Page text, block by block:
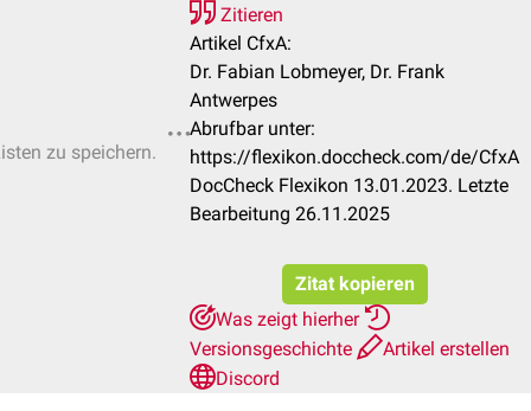
zu speichern.
Zitieren
Artikel CfxA:
Dr. Fabian Lobmeyer, Dr. Frank
Antwerpes
Abrufbar unter:
https://flexikon.doccheck.com/de/CfxA
DocCheck Flexikon 13.01.2023. Letzte
Bearbeitung 26.11.2025
Zitat kopieren
Was zeigt hierher
Versionsgeschichte
Artikel erstellen
Discord